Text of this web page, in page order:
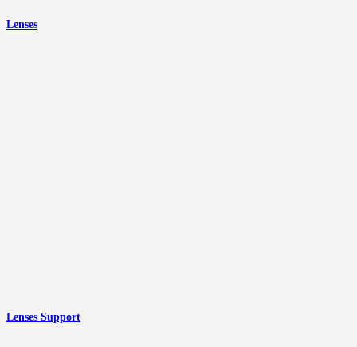
Lenses
Lenses Support